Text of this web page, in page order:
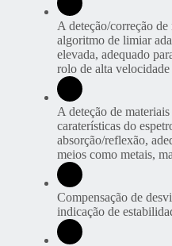
A deteção/correção
algoritmo de limiar
elevada, adequado
rolo de alta velocidade
A deteção de materiais
caraterísticas do
absorção/reflexão,
meios como metais,
Compensação de
indicação de